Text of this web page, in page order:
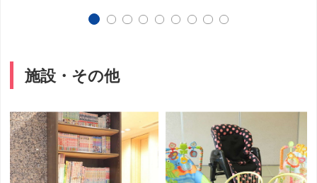
施設・その他